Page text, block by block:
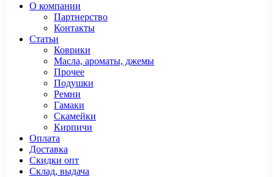
О компании
Партнерство
Контакты
Статьи
Коврики
Масла, ароматы, джемы
Прочее
Подушки
Ремни
Гамаки
Скамейки
Кирпичи
Оплата
Доставка
Скидки опт
Склад, выдача